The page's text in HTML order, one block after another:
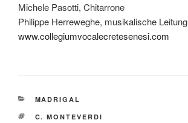
Michele Pasotti, Chitarrone
Philippe Herreweghe, musikalische Leitung
www.collegiumvocalecretesenesi.com
KATEGORIEN
MADRIGAL
SCHLAGWÖRTER
C. MONTEVERDI